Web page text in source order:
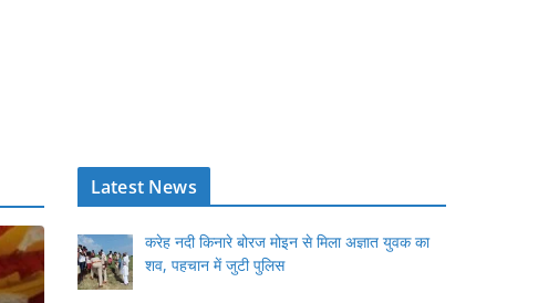
Latest News
करेह नदी किनारे बोरज मोइन से मिला अज्ञात युवक का
शव, पहचान में जुटी पुलिस